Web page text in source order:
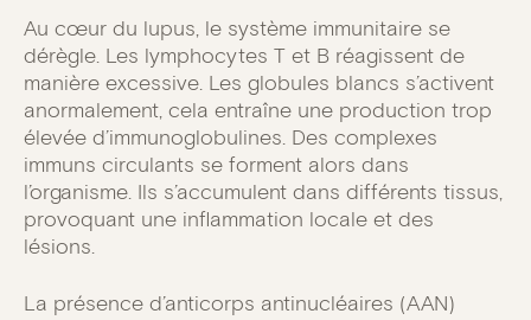
Au cœur du lupus, le système immunitaire se
dérègle. Les lymphocytes T et B réagissent de
manière excessive. Les globules blancs s’activent
anormalement, cela entraîne une production trop
élevée d’immunoglobulines. Des complexes
immuns circulants se forment alors dans
l’organisme. Ils s’accumulent dans différents tissus,
provoquant une inflammation locale et des
lésions.
La présence d’anticorps antinucléaires (AAN)